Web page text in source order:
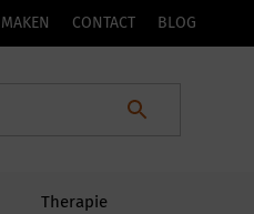
CONTACT BLOG
Therapie